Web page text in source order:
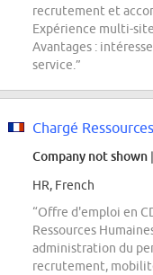
recrutement et
Expérience multi-
Avantages :
service.”
Chargé
Company not shown
HR, French
“Offre d'emploi en
Ressources
administration du
recrutement,